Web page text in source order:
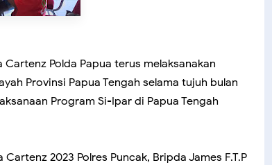
Polda Papua terus melaksanakan
Provinsi Papua Tengah selama tujuh bulan
Program Si-Ipar di Papua Tengah
2023 Polres Puncak, Bripda James F.T.P